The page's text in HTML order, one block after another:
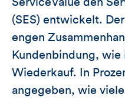
(SES) entwickelt.
engen
Kundenbindung, wie
Wiederkauf. In
angegeben, wie